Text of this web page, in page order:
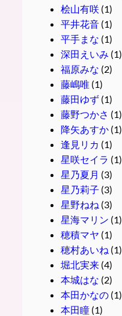
桧山有咲(1)
平井花音(1)
平手まな (1)
深田えいみ (1)
福原みな (2)
藤嶋唯(1)
藤田ゆず(1)
藤野つかさ (1)
降矢あすか(1)
逢見リカ (1)
星咲セイラ (1)
星乃夏月 (3)
星乃莉子 (3)
星野ねね (3)
星海マリン (1)
穂積マヤ (1)
穂村あいね (1)
堀北実来(4)
本城はな (2)
本田かなの(1)
本田瞳(1)